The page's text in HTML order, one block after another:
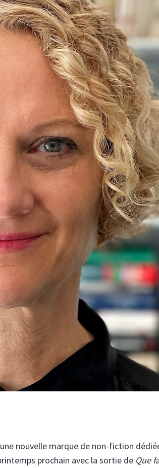
nouvelle marque de non-fiction
prochain avec la sortie de Que